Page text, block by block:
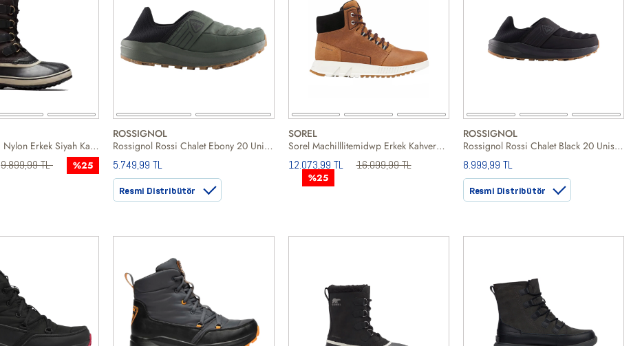
Sorel 1964 Pac Nylon Erkek Siyah Kar Botu
9.899,99 TL %25
ROSSIGNOL
Rossignol Rossi Chalet Ebony 20 Unisex Yeşil Kar Botu
5.749,99 TL
Resmi Distribütör
SOREL
Sorel Machilllitemidwp Erkek Kahverengi Kar Botu
12.073,99 TL 16.099,99 TL
%25
ROSSIGNOL
Rossignol Rossi Chalet Black 20 Unisex Siyah Kar Botu
8.999,99 TL
Resmi Distribütör